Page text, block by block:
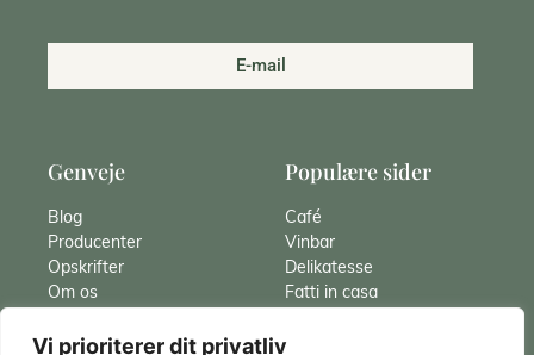
Vi prioriterer dit privatliv
E-mail
Genveje
Blog
Producenter
Opskrifter
Om os
Pasta
Populære sider
Café
Vinbar
Delikatesse
Fatti in casa
Italiensk vin